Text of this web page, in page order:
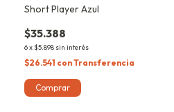
Short Player Azul
$35.388
6x $5.898 sin interés
$26.541 conTransferencia
Comprar